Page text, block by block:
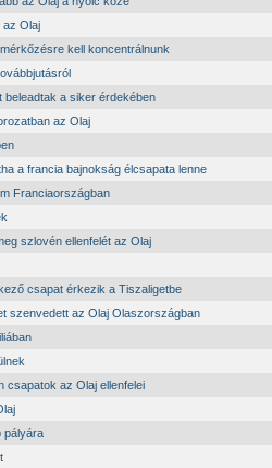
az Olaj
kell koncentrálnunk
beleadtak a siker érdekében
az Olaj
a francia bajnokság élcsapata lenne
Franciaországban
szlovén ellenfelét az Olaj
csapat érkezik a Tiszaligetbe
szenvedett az Olaj Olaszországban
csapatok az Olaj ellenfelei
pályára